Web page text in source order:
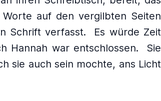
Worte auf den vergilbten Seiten
Schrift verfasst.
Es würde Zeit
Hannah war entschlossen.
Sie
sie auch sein mochte, ans Licht